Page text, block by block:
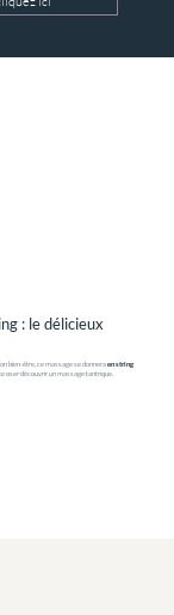
: le délicieux
bien-être, ce massage se donneraen string
oser découvrir un massage tantrique.